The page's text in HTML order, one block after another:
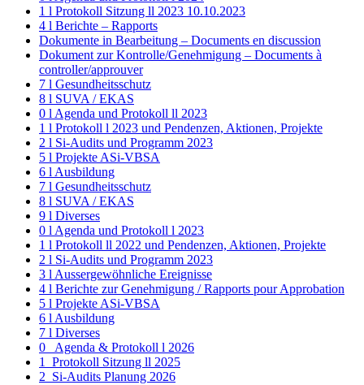
1 l Protokoll Sitzung ll 2023 10.10.2023
4 l Berichte – Rapports
Dokumente in Bearbeitung – Documents en discussion
Dokument zur Kontrolle/Genehmigung – Documents à
controller/approuver
7 l Gesundheitsschutz
8 l SUVA / EKAS
0 l Agenda und Protokoll ll 2023
1 l Protokoll l 2023 und Pendenzen, Aktionen, Projekte
2 l Si-Audits und Programm 2023
5 l Projekte ASi-VBSA
6 l Ausbildung
7 l Gesundheitsschutz
8 l SUVA / EKAS
9 l Diverses
0 l Agenda und Protokoll l 2023
1 l Protokoll ll 2022 und Pendenzen, Aktionen, Projekte
2 l Si-Audits und Programm 2023
3 l Aussergewöhnliche Ereignisse
4 l Berichte zur Genehmigung / Rapports pour Approbation
5 l Projekte ASi-VBSA
6 l Ausbildung
7 l Diverses
0_ Agenda & Protokoll l 2026
1_Protokoll Sitzung ll 2025
2_Si-Audits Planung 2026